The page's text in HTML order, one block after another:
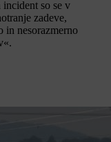
so se v
zadeve,
in nesorazmerno